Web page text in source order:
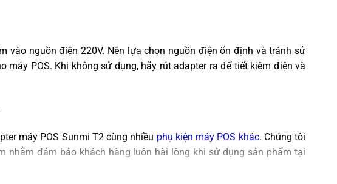
vào nguồn điện 220V. Nên lựa chọn nguồn điện ổn định và tránh sử
POS. Khi không sử dụng, hãy rút adapter ra để tiết kiệm điện và
máy POS Sunmi T2 cùng nhiều phụ kiện máy POS khác. Chúng tôi
nhằm đảm bảo khách hàng luôn hài lòng khi sử dụng sản phẩm tại